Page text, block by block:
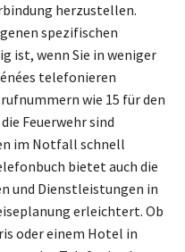
herzustellen.
spezifischen
ist, wenn Sie in weniger
telefonieren
wie 15 für den
Feuerwehr sind
im Notfall schnell
bietet auch die
und Dienstleistungen in
erleichtert. Ob
oder einem Hotel in